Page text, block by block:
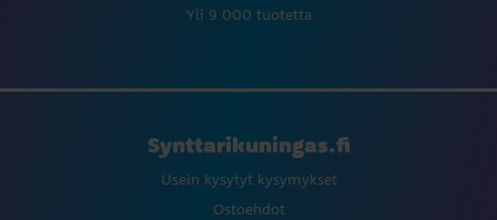
Yli 9 000 tuotetta
Synttarikuningas.fi
Usein kysytyt kysymykset
Ostoehdot